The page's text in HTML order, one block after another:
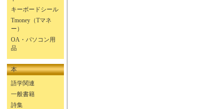
キーボードシール
Tmoney（Tマネ
ー）
OA・パソコン用
品
本
語学関連
一般書籍
詩集